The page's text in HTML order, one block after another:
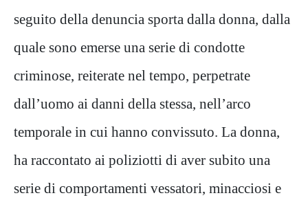
seguito della denuncia sporta dalla donna, dalla
quale sono emerse una serie di condotte
criminose, reiterate nel tempo, perpetrate
dall’uomo ai danni della stessa, nell’arco
temporale in cui hanno convissuto. La donna,
ha raccontato ai poliziotti di aver subito una
serie di comportamenti vessatori, minacciosi e